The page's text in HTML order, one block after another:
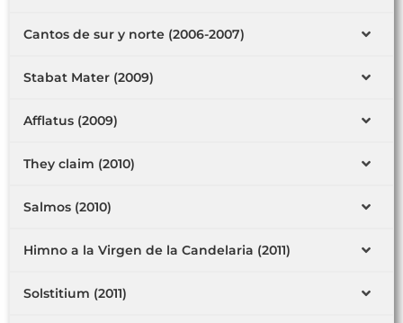
Cantos de sur y norte (2006-2007)
Stabat Mater (2009)
Afflatus (2009)
They claim (2010)
Salmos (2010)
Himno a la Virgen de la Candelaria (2011)
Solstitium (2011)